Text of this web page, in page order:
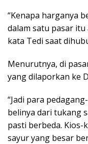
“Kenapa harganya
dalam satu pasar
kata Tedi saat
Menurutnya, di
yang dilaporkan ke
“Jadi para
belinya dari tukang
pasti berbeda. Kios-
sayur yang besar